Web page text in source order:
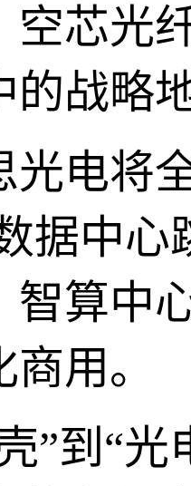
空芯光
的战略
光电将
据中
智算中
用。
”到“